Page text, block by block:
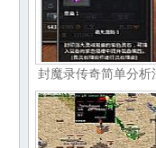
封魔录传奇简单分析